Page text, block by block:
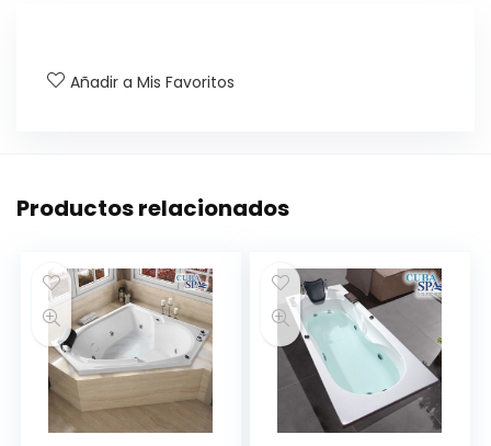
Añadir a Mis Favoritos
Productos relacionados